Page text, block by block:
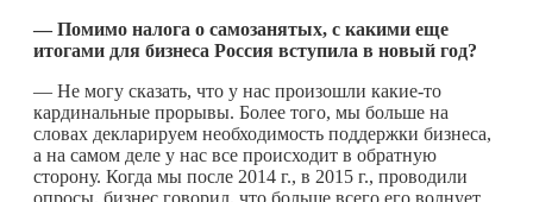
— Помимо налога о самозанятых, с какими еще
итогами для бизнеса Россия вступила в новый год?
— Не могу сказать, что у нас произошли какие-то
кардинальные прорывы. Более того, мы больше на
словах декларируем необходимость поддержки бизнеса,
а на самом деле у нас все происходит в обратную
сторону. Когда мы после 2014 г., в 2015 г., проводили
опросы, бизнес говорил, что больше всего его волнует